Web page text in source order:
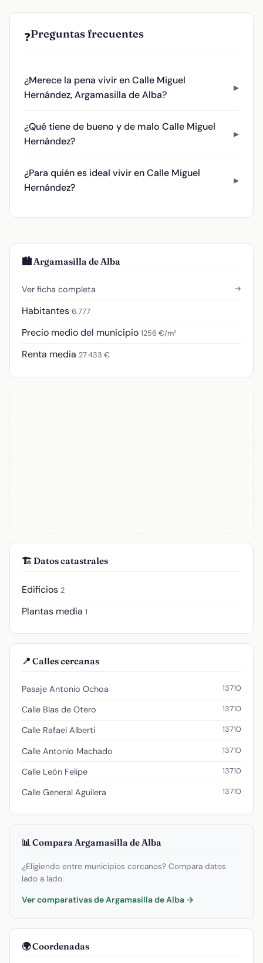
❓Preguntas frecuentes
¿Merece la pena vivir en Calle Miguel
Hernández, Argamasilla de Alba?
¿Qué tiene de bueno y de malo Calle Miguel
Hernández?
¿Para quién es ideal vivir en Calle Miguel
Hernández?
🏙️ Argamasilla de Alba
Ver ficha completa →
Habitantes 6.777
Precio medio del municipio 1256 €/m²
Renta media 27.433 €
🏗️ Datos catastrales
Edificios 2
Plantas media 1
📍 Calles cercanas
Pasaje Antonio Ochoa 13710
Calle Blas de Otero 13710
Calle Rafael Alberti 13710
Calle Antonio Machado 13710
Calle León Felipe 13710
Calle General Aguilera 13710
📊 Compara Argamasilla de Alba
¿Eligiendo entre municipios cercanos? Compara datos
lado a lado.
Ver comparativas de Argamasilla de Alba →
🌍 Coordenadas